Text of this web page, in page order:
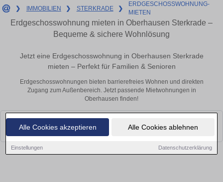
Alle Cookies akzeptieren Alle Cookies ablehnen
Einstellungen Datenschutzerklärung
❯ IMMOBILIEN ❯ STERKRADE ❯
ERDGESCHOSSWOHNUNG-
MIETEN
Erdgeschosswohnung mieten in Oberhausen Sterkrade –
Bequeme & sichere Wohnlösung
Jetzt eine Erdgeschosswohnung in Oberhausen Sterkrade
mieten – Perfekt für Familien & Senioren
Erdgeschosswohnungen bieten barrierefreies Wohnen und direkten
Zugang zum Außenbereich. Jetzt passende Mietwohnungen in
Oberhausen finden!
Leider konnten wir derzeit keine passenden Objekte finden. Schauen Sie
bald wieder vorbei!